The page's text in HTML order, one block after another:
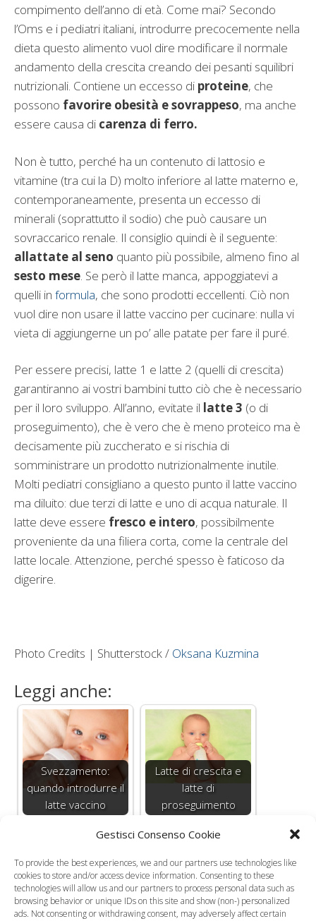
Gestisci Consenso Cookie
To provide the best experiences, we and our partners use technologies like
cookies to store and/or access device information. Consenting to these
technologies will allow us and our partners to process personal data such as
browsing behavior or unique IDs on this site and show (non-) personalized
ads. Not consenting or withdrawing consent, may adversely affect certain
compimento dell’anno di età. Come mai? Secondo
l’Oms e i pediatri italiani, introdurre precocemente nella
dieta questo alimento vuol dire modificare il normale
andamento della crescita creando dei pesanti squilibri
nutrizionali. Contiene un eccesso di proteine, che
possono favorire obesità e sovrappeso, ma anche
essere causa di carenza di ferro.
Non è tutto, perché ha un contenuto di lattosio e
vitamine (tra cui la D) molto inferiore al latte materno e,
contemporaneamente, presenta un eccesso di
minerali (soprattutto il sodio) che può causare un
sovraccarico renale. Il consiglio quindi è il seguente:
allattate al seno quanto più possibile, almeno fino al
sesto mese . Se però il latte manca, appoggiatevi a
quelli in formula, che sono prodotti eccellenti. Ciò non
vuol dire non usare il latte vaccino per cucinare: nulla vi
vieta di aggiungerne un po’ alle patate per fare il puré.
Per essere precisi, latte 1 e latte 2 (quelli di crescita)
garantiranno ai vostri bambini tutto ciò che è necessario
per il loro sviluppo. All’anno, evitate il latte 3 (o di
proseguimento), che è vero che è meno proteico ma è
decisamente più zuccherato e si rischia di
somministrare un prodotto nutrizionalmente inutile.
Molti pediatri consigliano a questo punto il latte vaccino
ma diluito: due terzi di latte e uno di acqua naturale. Il
latte deve essere fresco e intero, possibilmente
proveniente da una filiera corta, come la centrale del
latte locale. Attenzione, perché spesso è faticoso da
digerire.
Photo Credits | Shutterstock / Oksana Kuzmina
Leggi anche:
Svezzamento:
quando introdurre il
latte vaccino
Latte di crescita e
latte di
proseguimento
I bambini prendono
più peso con il latte
I vari tipi di latte